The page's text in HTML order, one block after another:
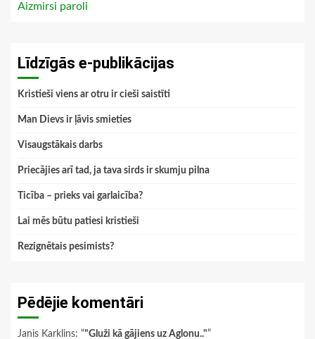
Aizmirsi paroli
Līdzīgās e-publikācijas
Kristieši viens ar otru ir cieši saistīti
Man Dievs ir ļāvis smieties
Visaugstākais darbs
Priecājies arī tad, ja tava sirds ir skumju pilna
Ticība – prieks vai garlaicība?
Lai mēs būtu patiesi kristieši
Rezignētais pesimists?
Pēdējie komentāri
Janis Karklins: “"Gluži kā gājiens uz Aglonu.."”